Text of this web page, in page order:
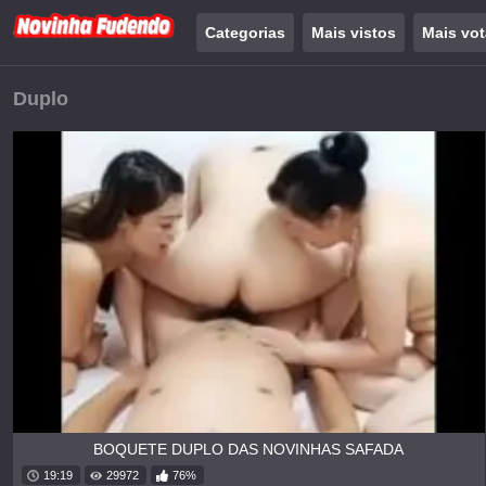
Categorias Mais vistos Mais
Duplo
BOQUETE DUPLO DAS NOVINHAS SAFADA
19:19 29972 76%